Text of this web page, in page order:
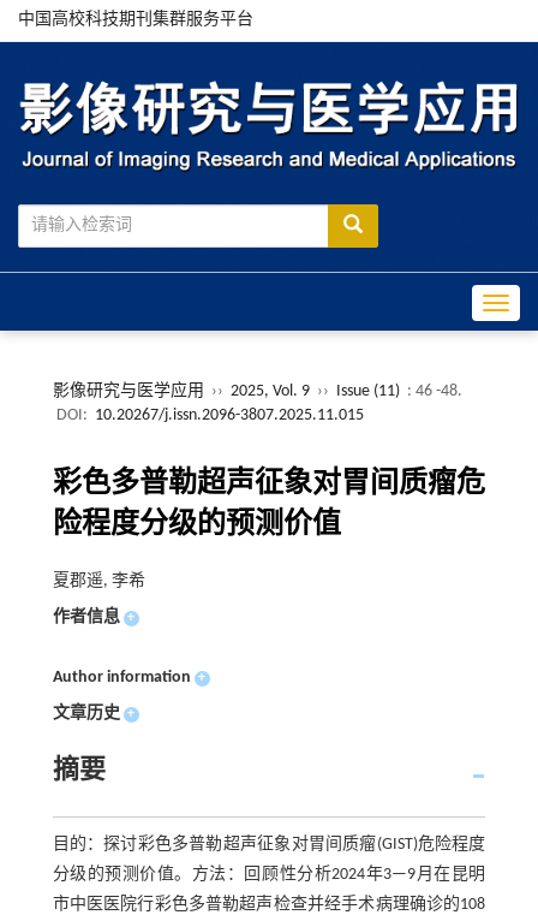
中国高校科技期刊集群服务平台
影像研究与医学应用 ›› 2025, Vol. 9 ›› Issue (11) : 46 -48.
DOI: 10.20267/j.issn.2096-3807.2025.11.015
彩色多普勒超声征象对胃间质瘤危
险程度分级的预测价值
夏郡遥, 李希
作者信息 +
Author information +
文章历史 +
摘要
目的：探讨彩色多普勒超声征象对胃间质瘤(GIST)危险程度
分级的预测价值。方法：回顾性分析2024年3—9月在昆明
市中医医院行彩色多普勒超声检查并经手术病理确诊的108